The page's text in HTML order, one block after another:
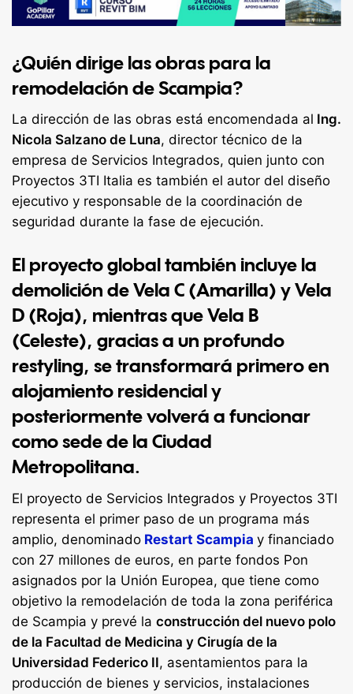
¿Quién dirige las obras para la
remodelación de Scampia?
La dirección de las obras está encomendada al Ing.
Nicola Salzano de Luna, director técnico de la
empresa de Servicios Integrados, quien junto con
Proyectos 3TI Italia es también el autor del diseño
ejecutivo y responsable de la coordinación de
seguridad durante la fase de ejecución.
El proyecto global también incluye la
demolición de Vela C (Amarilla) y Vela
D (Roja), mientras que Vela B
(Celeste), gracias a un profundo
restyling, se transformará primero en
alojamiento residencial y
posteriormente volverá a funcionar
como sede de la Ciudad
Metropolitana.
El proyecto de Servicios Integrados y Proyectos 3TI
representa el primer paso de un programa más
amplio, denominado Restart Scampia y financiado
con 27 millones de euros, en parte fondos Pon
asignados por la Unión Europea, que tiene como
objetivo la remodelación de toda la zona periférica
de Scampia y prevé la construcción del nuevo polo
de la Facultad de Medicina y Cirugía de la
Universidad Federico II, asentamientos para la
producción de bienes y servicios, instalaciones